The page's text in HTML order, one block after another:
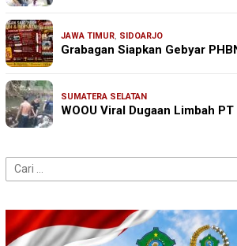
JAWA TIMUR, SIDOARJO
Grabagan Siapkan Gebyar
SUMATERA SELATAN
WOOU Viral Dugaan Limbah
Cari
untuk: